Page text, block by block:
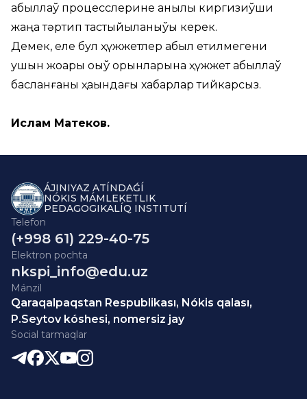
қабыллаў процесслерине анықлық киргизиўши
жаңа тәртип тастыйықланыўы керек.
Демек, еле бул ҳүжжетлер қабыл етилмегени
ушын жоқары оқыў орынларына ҳүжжет қабыллаў
басланғаны ҳаққындағы хабарлар тийкарсыз.
Ислам Матеков.
ÁJINIYAZ ATÍNDAǴÍ
NÓKIS MÁMLEKETLIK
PEDAGOGIKALÍQ INSTITUTÍ
Telefon
(+998 61) 229-40-75
Elektron pochta
nkspi_info@edu.uz
Mánzil
Qaraqalpaqstan Respublikası, Nókis qalası,
P.Seytov kóshesi, nomersiz jay
Social tarmaqlar